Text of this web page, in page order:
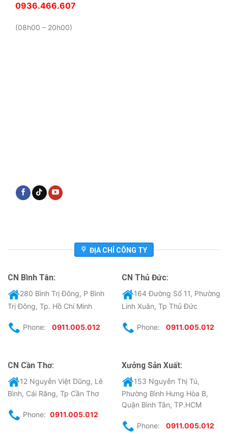
0936.466.607
(08h00 – 20h00)
ĐỊA CHỈ CÔNG TY
CN Bình Tân:
280 Bình Trị Đông, P Bình
Trị Đông, Tp. Hồ Chí Minh
Phone: 0911.005.012
CN Thủ Đức:
164 Đường Số 11, Phường
Linh Xuân, Tp Thủ Đức
Phone: 0911.005.012
CN Cần Thơ:
12 Nguyễn Việt Dũng, Lê
Bình, Cái Răng, Tp Cần Thơ
Phone: 0911.005.012
Xưởng Sản Xuất:
153 Nguyễn Thị Tú,
Phường Bình Hưng Hòa B,
Quận Bình Tân, TP.HCM
Phone: 0911.005.012